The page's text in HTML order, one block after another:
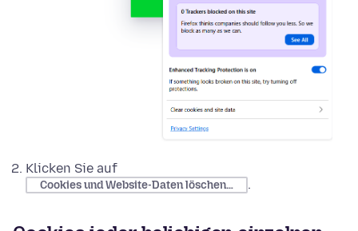
Klicken Sie auf
Cookies und Website-Daten löschen… .